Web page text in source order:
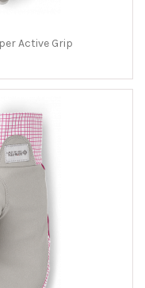
Active Grip